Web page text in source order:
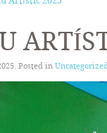
. Posted in